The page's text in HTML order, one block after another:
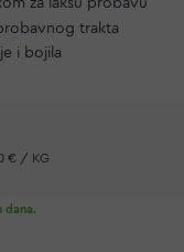
za lakšu probavu
trakta
i bojila
€ / KG
dana.